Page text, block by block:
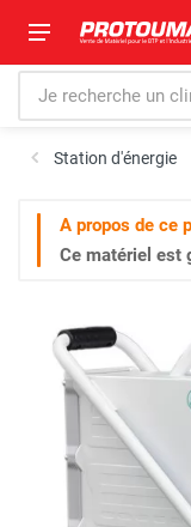
Station d'énergie
A propos de ce
Ce matériel est